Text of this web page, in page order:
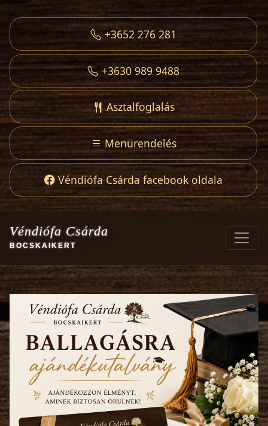
+3652 276 281
+3630 989 9488
Asztalfoglalás
Menürendelés
Véndiófa Csárda facebook oldala
Véndiófa Csárda
BOCSKAIKERT